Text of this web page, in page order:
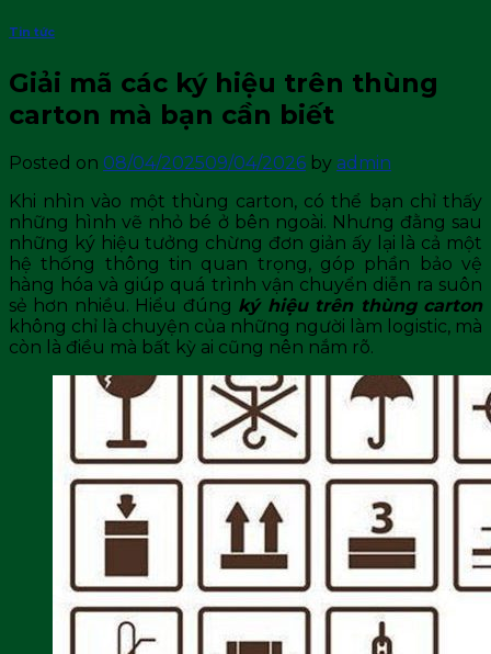
Tin tức
Giải mã các ký hiệu trên thùng
carton mà bạn cần biết
Posted on 08/04/202509/04/2026 by admin
Khi nhìn vào một thùng carton, có thể bạn chỉ thấy
những hình vẽ nhỏ bé ở bên ngoài. Nhưng đằng sau
những ký hiệu tưởng chừng đơn giản ấy lại là cả một
hệ thống thông tin quan trọng, góp phần bảo vệ
hàng hóa và giúp quá trình vận chuyển diễn ra suôn
sẻ hơn nhiều. Hiểu đúng ký hiệu trên thùng carton
không chỉ là chuyện của những người làm logistic, mà
còn là điều mà bất kỳ ai cũng nên nắm rõ.